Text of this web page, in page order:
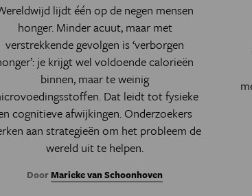
lijdt één op de negen mensen
honger. Minder acuut, maar met
verstrekkende gevolgen is ‘verborgen
je krijgt wel voldoende calorieën
binnen, maar te weinig
Dat leidt tot fysieke
cognitieve afwijkingen. Onderzoekers
aan strategieën om het probleem de
wereld uit te helpen.
DoorMarieke van Schoonhoven